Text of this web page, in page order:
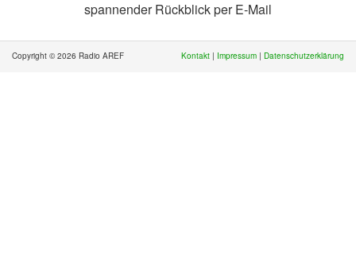
spannender Rückblick per E-Mail
Copyright © 2026 Radio AREF Kontakt | Impressum | Datenschutzerklärung